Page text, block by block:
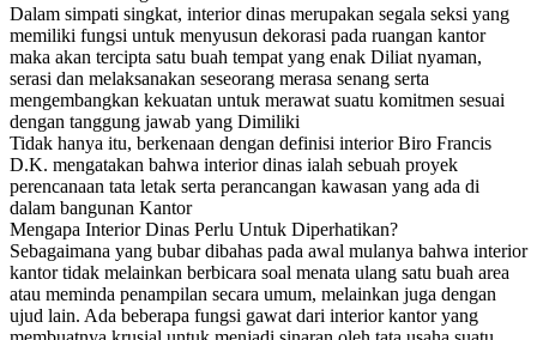
Dalam simpati singkat, interior dinas merupakan segala seksi yang
memiliki fungsi untuk menyusun dekorasi pada ruangan kantor
maka akan tercipta satu buah tempat yang enak Diliat nyaman,
serasi dan melaksanakan seseorang merasa senang serta
mengembangkan kekuatan untuk merawat suatu komitmen sesuai
dengan tanggung jawab yang Dimiliki
Tidak hanya itu, berkenaan dengan definisi interior Biro Francis
D.K. mengatakan bahwa interior dinas ialah sebuah proyek
perencanaan tata letak serta perancangan kawasan yang ada di
dalam bangunan Kantor
Mengapa Interior Dinas Perlu Untuk Diperhatikan?
Sebagaimana yang bubar dibahas pada awal mulanya bahwa interior
kantor tidak melainkan berbicara soal menata ulang satu buah area
atau meminda penampilan secara umum, melainkan juga dengan
ujud lain. Ada beberapa fungsi gawat dari interior kantor yang